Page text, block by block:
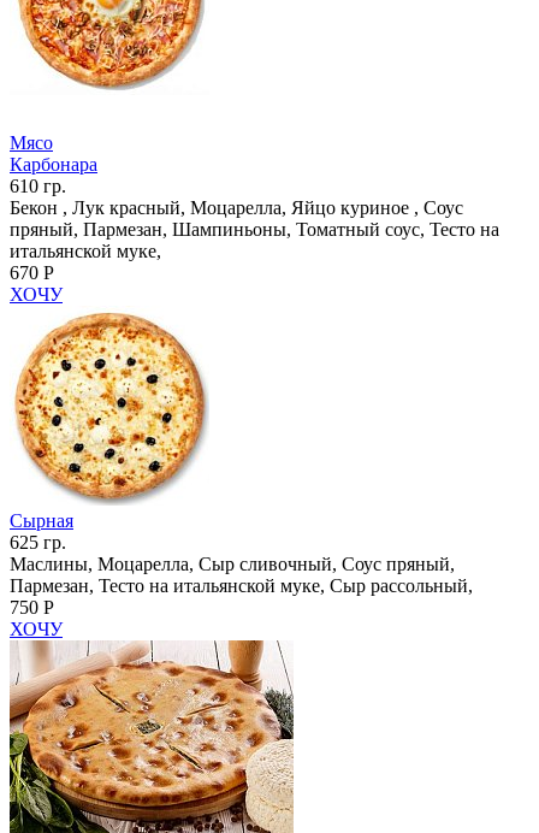
Мясо
Карбонара
610 гр.
Бекон , Лук красный, Моцарелла, Яйцо куриное , Соус
пряный, Пармезан, Шампиньоны, Томатный соус, Тесто на
итальянской муке,
670 Р
ХОЧУ
Сырная
625 гр.
Маслины, Моцарелла, Сыр сливочный, Соус пряный,
Пармезан, Тесто на итальянской муке, Сыр рассольный,
750 Р
ХОЧУ